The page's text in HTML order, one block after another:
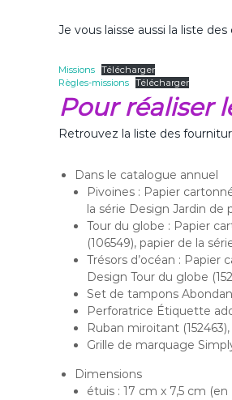
Je vous laisse aussi la liste
Missions Télécharger
Règles-missions Télécharger
Pour réaliser
Retrouvez la liste des
Dans le catalogue annuel
Pivoines : Papier
la série Design Jardin de
Tour du globe : Papier
(106549), papier de la
Trésors d’océan : Papier
Design Tour du globe
Set de tampons
Perforatrice Étiquette
Ruban miroitant
Grille de marquage
Dimensions
étuis : 17 cm x 7,5 cm